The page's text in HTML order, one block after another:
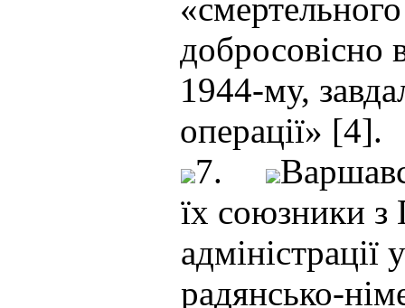
1944-му,
операції» [4].
7.
їх союзники
радянсько-